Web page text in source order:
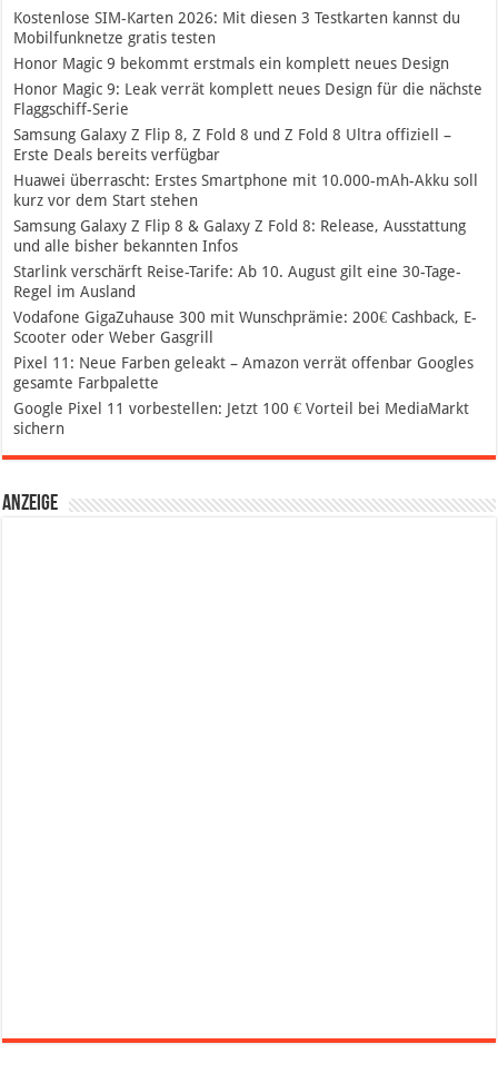
Kostenlose SIM-Karten 2026: Mit diesen 3 Testkarten kannst du
Mobilfunknetze gratis testen
Honor Magic 9 bekommt erstmals ein komplett neues Design
Honor Magic 9: Leak verrät komplett neues Design für die nächste
Flaggschiff-Serie
Samsung Galaxy Z Flip 8, Z Fold 8 und Z Fold 8 Ultra offiziell –
Erste Deals bereits verfügbar
Huawei überrascht: Erstes Smartphone mit 10.000-mAh-Akku soll
kurz vor dem Start stehen
Samsung Galaxy Z Flip 8 & Galaxy Z Fold 8: Release, Ausstattung
und alle bisher bekannten Infos
Starlink verschärft Reise-Tarife: Ab 10. August gilt eine 30-Tage-
Regel im Ausland
Vodafone GigaZuhause 300 mit Wunschprämie: 200€ Cashback, E-
Scooter oder Weber Gasgrill
Pixel 11: Neue Farben geleakt – Amazon verrät offenbar Googles
gesamte Farbpalette
Google Pixel 11 vorbestellen: Jetzt 100 € Vorteil bei MediaMarkt
sichern
Anzeige